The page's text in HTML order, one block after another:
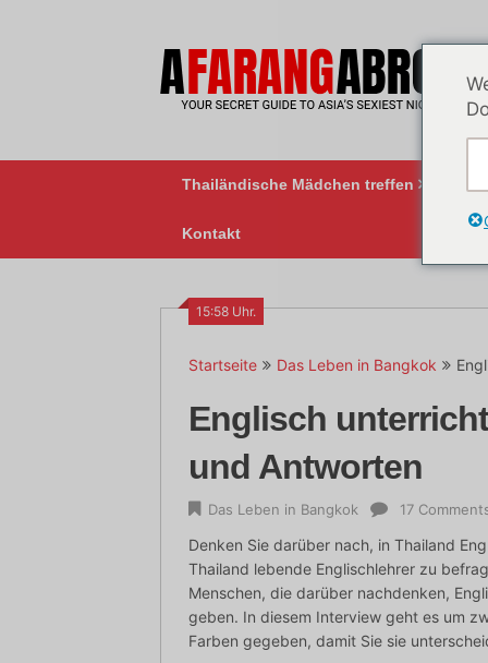
Thailändische Mädchen treffen
Kontakt
15:58 Uhr.
Startseite Das Leben in Bangkok
Englisch
und Antworten
Das Leben in Bangkok 17
Denken Sie darüber nach, in Thailand
Thailand lebende Englischlehrer zu
Menschen, die darüber nachdenken,
geben. In diesem Interview geht es um
Farben gegeben, damit Sie sie